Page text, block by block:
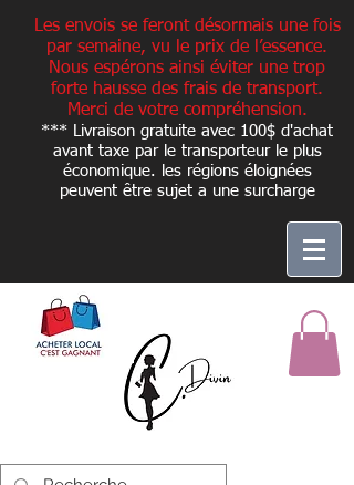
Les envois se feront désormais une fois
par semaine, vu le prix de l’essence.
Nous espérons ainsi éviter une trop
forte hausse des frais de transport.
Merci de votre compréhension.
*** Livraison gratuite avec 100$ d'achat
avant taxe par le transporteur le plus
économique. les régions éloignées
peuvent être sujet a une surcharge